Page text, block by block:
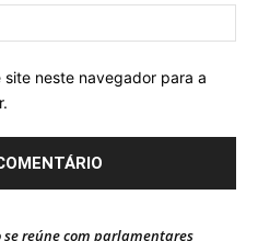
site neste navegador para a
reúne com parlamentares